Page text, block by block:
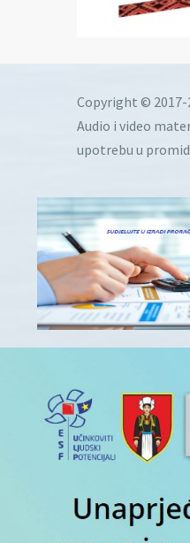
Copyright © 2017-
Audio i video
upotrebu u